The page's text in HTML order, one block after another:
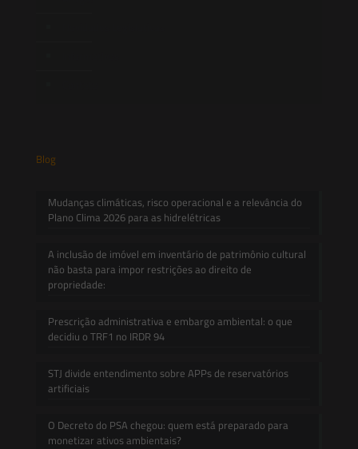
Blog
Mudanças climáticas, risco operacional e a relevância do
Plano Clima 2026 para as hidrelétricas
A inclusão de imóvel em inventário de patrimônio cultural
não basta para impor restrições ao direito de
propriedade:
Prescrição administrativa e embargo ambiental: o que
decidiu o TRF1 no IRDR 94
STJ divide entendimento sobre APPs de reservatórios
artificiais
O Decreto do PSA chegou: quem está preparado para
monetizar ativos ambientais?